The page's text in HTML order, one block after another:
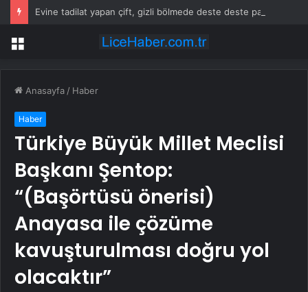
Menü
Anasayfa / Haber
Haber
Türkiye Büyük Millet Meclisi
Başkanı Şentop:
“(Başörtüsü önerisi)
Anayasa ile çözüme
kavuşturulması doğru yol
olacaktır”